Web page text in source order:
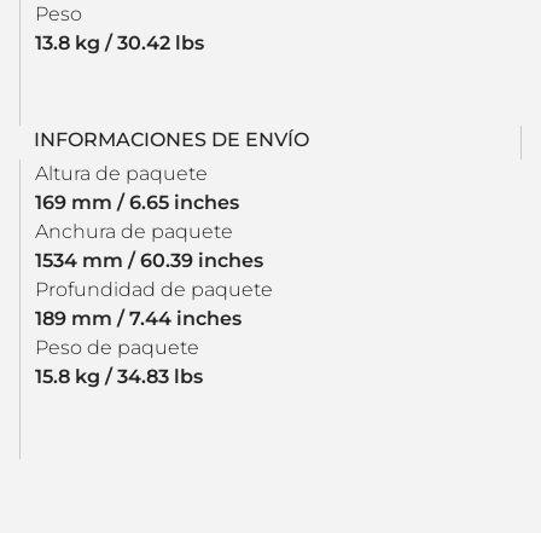
Peso
13.8 kg / 30.42 lbs
INFORMACIONES DE ENVÍO
Altura de paquete
169 mm / 6.65 inches
Anchura de paquete
1534 mm / 60.39 inches
Profundidad de paquete
189 mm / 7.44 inches
Peso de paquete
15.8 kg / 34.83 lbs